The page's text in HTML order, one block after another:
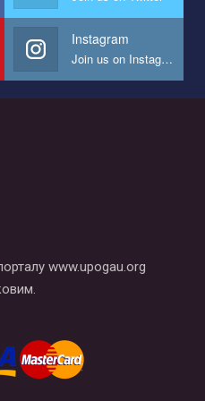
и дискриминацией на почве
зайти на наш канал YouTube
под видео.
Instagram
Join us on Instagram
www.upogau.org